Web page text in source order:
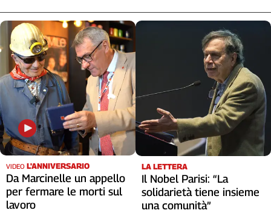
D'Aosta
Veneto
Archivio
Storico
1955-
2014
Cerca
Contatti
La
VIDEO L'ANNIVERSARIO
Da Marcinelle un appello
per fermare le morti sul
lavoro
LA LETTERA
Il Nobel Parisi: “La
solidarietà tiene insieme
una comunità”